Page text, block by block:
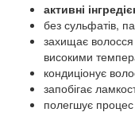
активні
без сульфатів,
захищає
високими
кондиціонує
запобігає
полегшує